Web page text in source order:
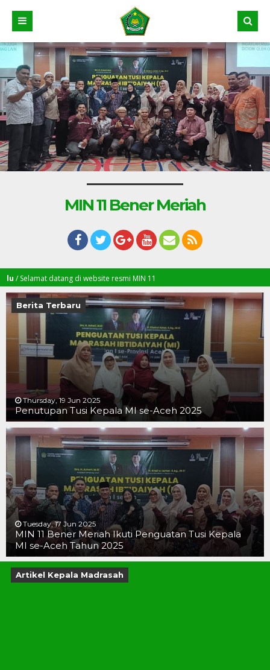
MIN 11 Bener Meriah
datang di website resmi MIN 11
Berita Terbaru
Thursday, 19 Jun 2025
Penutupan Tusi Kepala MI se-Aceh 2025
Tuesday, 17 Jun 2025
MIN 11 Bener Meriah Ikuti Penguatan Tusi Kepala
MI se-Aceh Tahun 2025
Artikel Kepala Madrasah
19 JUN 2025
19 JUN 2025
16 JUN 2025